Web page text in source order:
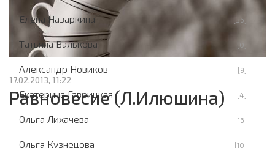
17.02.2013, 11:22
Равновесие (Л.Илюшина)
Елена Назаркина [36]
Татьяна Валькова [0]
Александр Новиков [9]
Екатерина Гаврицкая [4]
Ольга Лихачева [16]
Ольга Кузнецова [10]